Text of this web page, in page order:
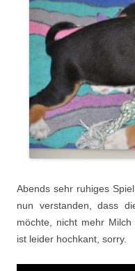
Abends sehr ruhiges
nun verstanden, dass
möchte, nicht mehr
ist leider hochkant, sorry.